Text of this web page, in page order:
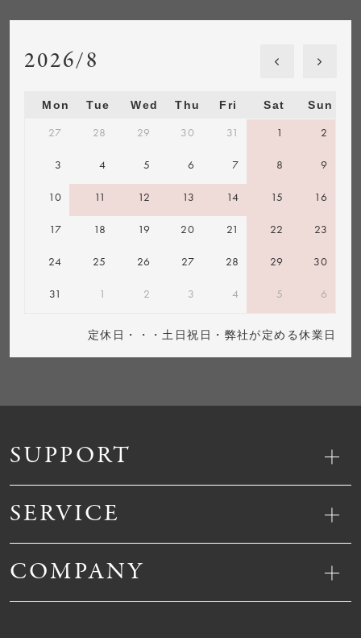
SUPPORT
SERVICE
COMPANY
2026/8
Mon Tue Wed Thu Fri Sat Sun
27 28 29 30 31 1 2
3 4 5 6 7 8 9
10 11 12 13 14 15 16
17 18 19 20 21 22 23
24 25 26 27 28 29 30
31 1 2 3 4 5 6
定休日・・・土日祝日・弊社が定める休業日